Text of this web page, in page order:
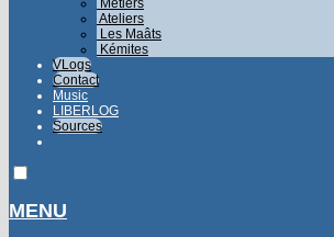
Métiers
Ateliers
Les Maâts
Kémites
VLogs
Contact
Music
LIBERLOG
Sources
MENU